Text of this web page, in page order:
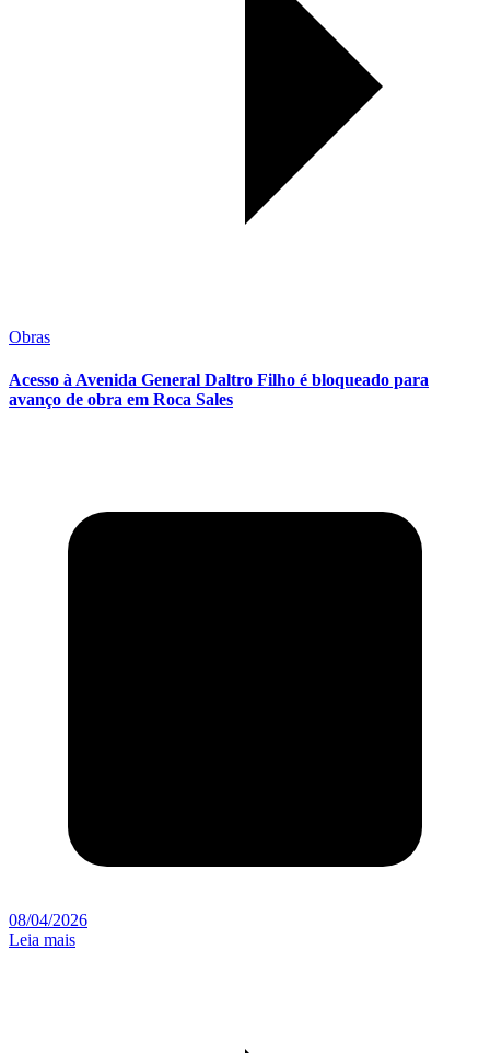
Obras
Acesso à Avenida General Daltro Filho é bloqueado para
avanço de obra em Roca Sales
08/04/2026
Leia mais